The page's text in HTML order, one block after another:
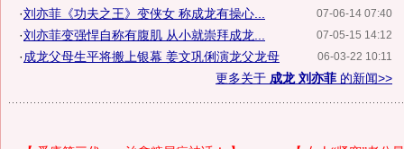
07-06-14 07:40
·刘亦菲《功夫之王》变侠女 称成龙有操心...
07-05-15 14:12
·刘亦菲变强悍自称有腹肌 从小就崇拜成龙...
06-03-22 10:11
·成龙父母生平将搬上银幕 姜文巩俐演龙父龙母
更多关于 成龙 刘亦菲 的新闻>>